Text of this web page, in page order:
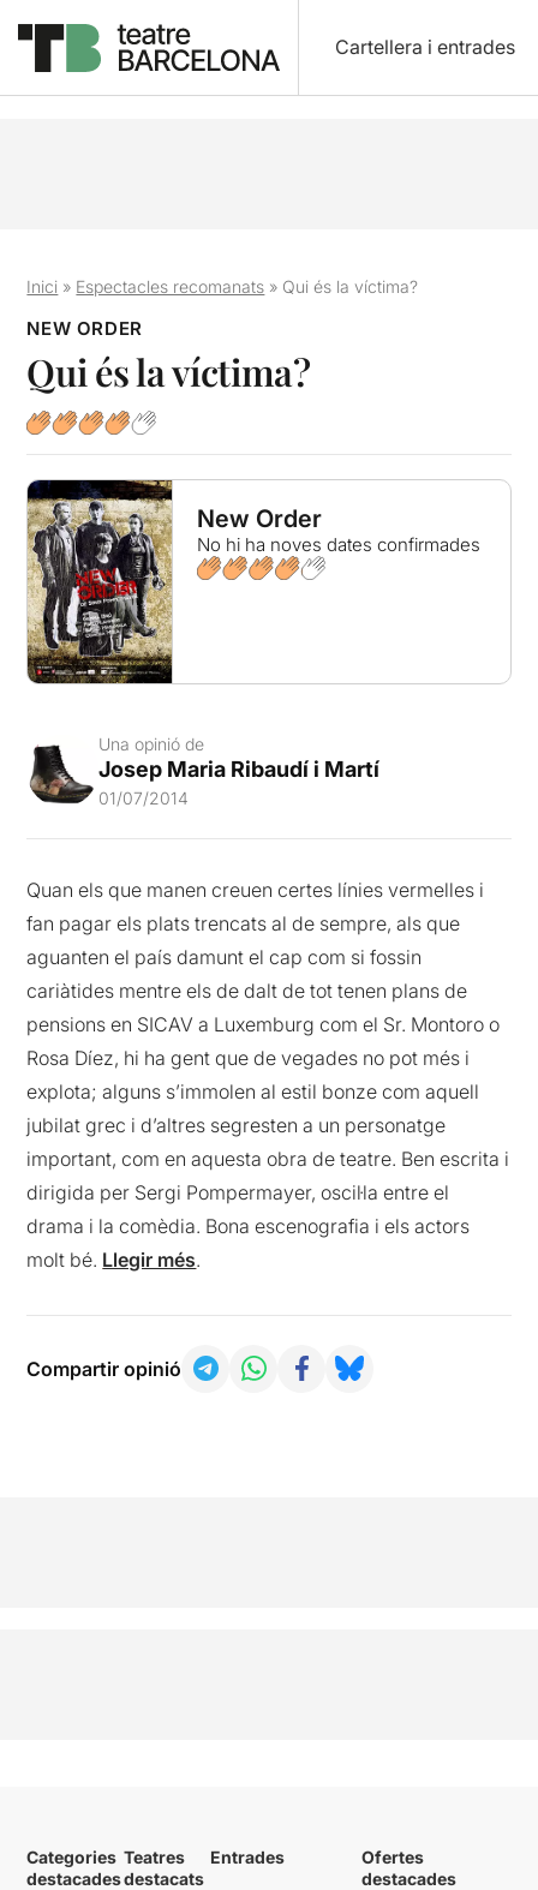
Cartellera i entrades
Inici » Espectacles recomanats » Qui és la víctima?
NEW ORDER
Qui és la víctima?
New Order
No hi ha noves dates confirmades
Una opinió de
Josep Maria Ribaudí i Martí
01/07/2014
Quan els que manen creuen certes línies vermelles i
fan pagar els plats trencats al de sempre, als que
aguanten el país damunt el cap com si fossin
cariàtides mentre els de dalt de tot tenen plans de
pensions en SICAV a Luxemburg com el Sr. Montoro o
Rosa Díez, hi ha gent que de vegades no pot més i
explota; alguns s’immolen al estil bonze com aquell
jubilat grec i d’altres segresten a un personatge
important, com en aquesta obra de teatre. Ben escrita i
dirigida per Sergi Pompermayer, oscil·la entre el
drama i la comèdia. Bona escenografia i els actors
molt bé. Llegir més.
Compartir opinió
Categories
destacades
Teatres
destacats
Entrades
Ofertes
destacades